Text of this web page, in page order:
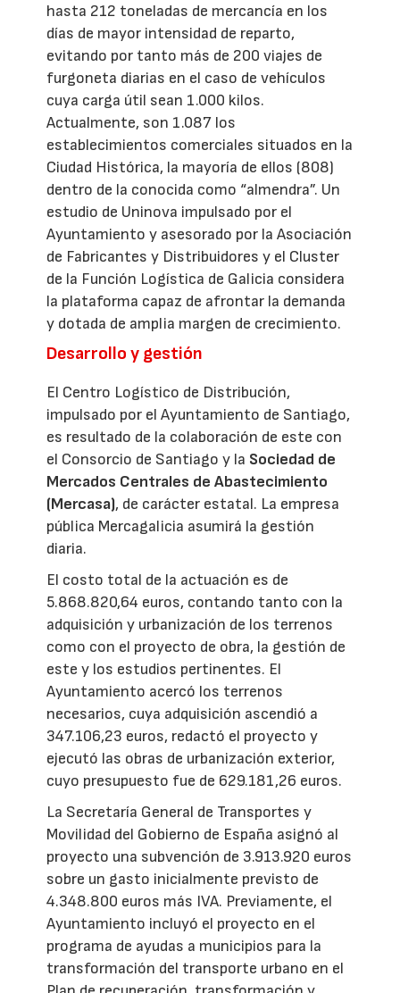
hasta 212 toneladas de mercancía en los
días de mayor intensidad de reparto,
evitando por tanto más de 200 viajes de
furgoneta diarias en el caso de vehículos
cuya carga útil sean 1.000 kilos.
Actualmente, son 1.087 los
establecimientos comerciales situados en la
Ciudad Histórica, la mayoría de ellos (808)
dentro de la conocida como “almendra”. Un
estudio de Uninova impulsado por el
Ayuntamiento y asesorado por la Asociación
de Fabricantes y Distribuidores y el Cluster
de la Función Logística de Galicia considera
la plataforma capaz de afrontar la demanda
y dotada de amplia margen de crecimiento.
Desarrollo y gestión
El Centro Logístico de Distribución,
impulsado por el Ayuntamiento de Santiago,
es resultado de la colaboración de este con
el Consorcio de Santiago y la Sociedad de
Mercados Centrales de Abastecimiento
(Mercasa), de carácter estatal. La empresa
pública Mercagalicia asumirá la gestión
diaria.
El costo total de la actuación es de
5.868.820,64 euros, contando tanto con la
adquisición y urbanización de los terrenos
como con el proyecto de obra, la gestión de
este y los estudios pertinentes. El
Ayuntamiento acercó los terrenos
necesarios, cuya adquisición ascendió a
347.106,23 euros, redactó el proyecto y
ejecutó las obras de urbanización exterior,
cuyo presupuesto fue de 629.181,26 euros.
La Secretaría General de Transportes y
Movilidad del Gobierno de España asignó al
proyecto una subvención de 3.913.920 euros
sobre un gasto inicialmente previsto de
4.348.800 euros más IVA. Previamente, el
Ayuntamiento incluyó el proyecto en el
programa de ayudas a municipios para la
transformación del transporte urbano en el